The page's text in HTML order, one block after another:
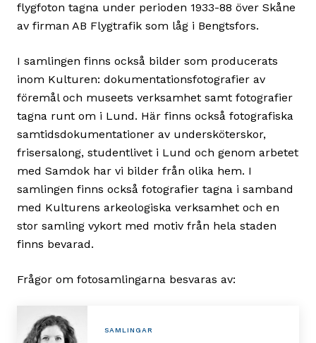
flygfoton tagna under perioden 1933-88 över Skåne
av firman AB Flygtrafik som låg i Bengtsfors.
I samlingen finns också bilder som producerats
inom Kulturen: dokumentationsfotografier av
föremål och museets verksamhet samt fotografier
tagna runt om i Lund. Här finns också fotografiska
samtidsdokumentationer av undersköterskor,
frisersalong, studentlivet i Lund och genom arbetet
med Samdok har vi bilder från olika hem. I
samlingen finns också fotografier tagna i samband
med Kulturens arkeologiska verksamhet och en
stor samling vykort med motiv från hela staden
finns bevarad.
Frågor om fotosamlingarna besvaras av:
Personlig
SAMLINGAR